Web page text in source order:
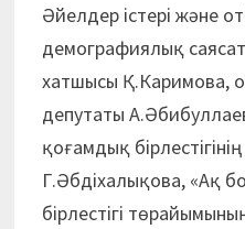
Әйелдер істері және
демографиялық
хатшысы Қ.Каримова,
депутаты
қоғамдық
Г.Әбдіхалықова, «Ақ
бірлестігі